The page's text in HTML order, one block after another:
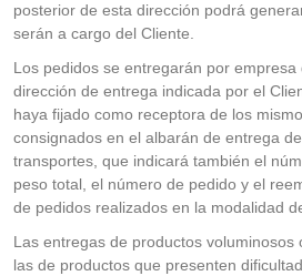
posterior de esta dirección podrá
serán a cargo del Cliente.
Los pedidos se entregarán por
dirección de entrega indicada por el
haya fijado como receptora de los
consignados en el albarán de entrega
transportes, que indicará también el
peso total, el número de pedido y el
de pedidos realizados en la modalidad
Las entregas de productos voluminosos
las de productos que presenten